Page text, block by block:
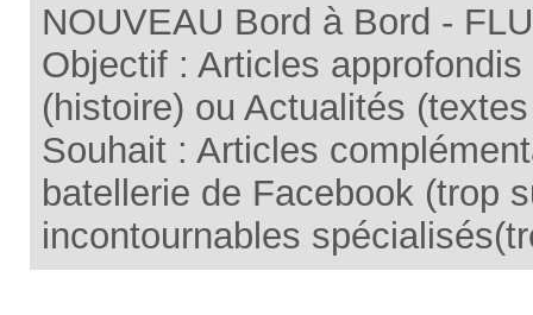
NOUVEAU Bord à Bord -
Objectif : Articles
(histoire) ou Actualités
Souhait : Articles
batellerie de Facebook (trop
incontournables